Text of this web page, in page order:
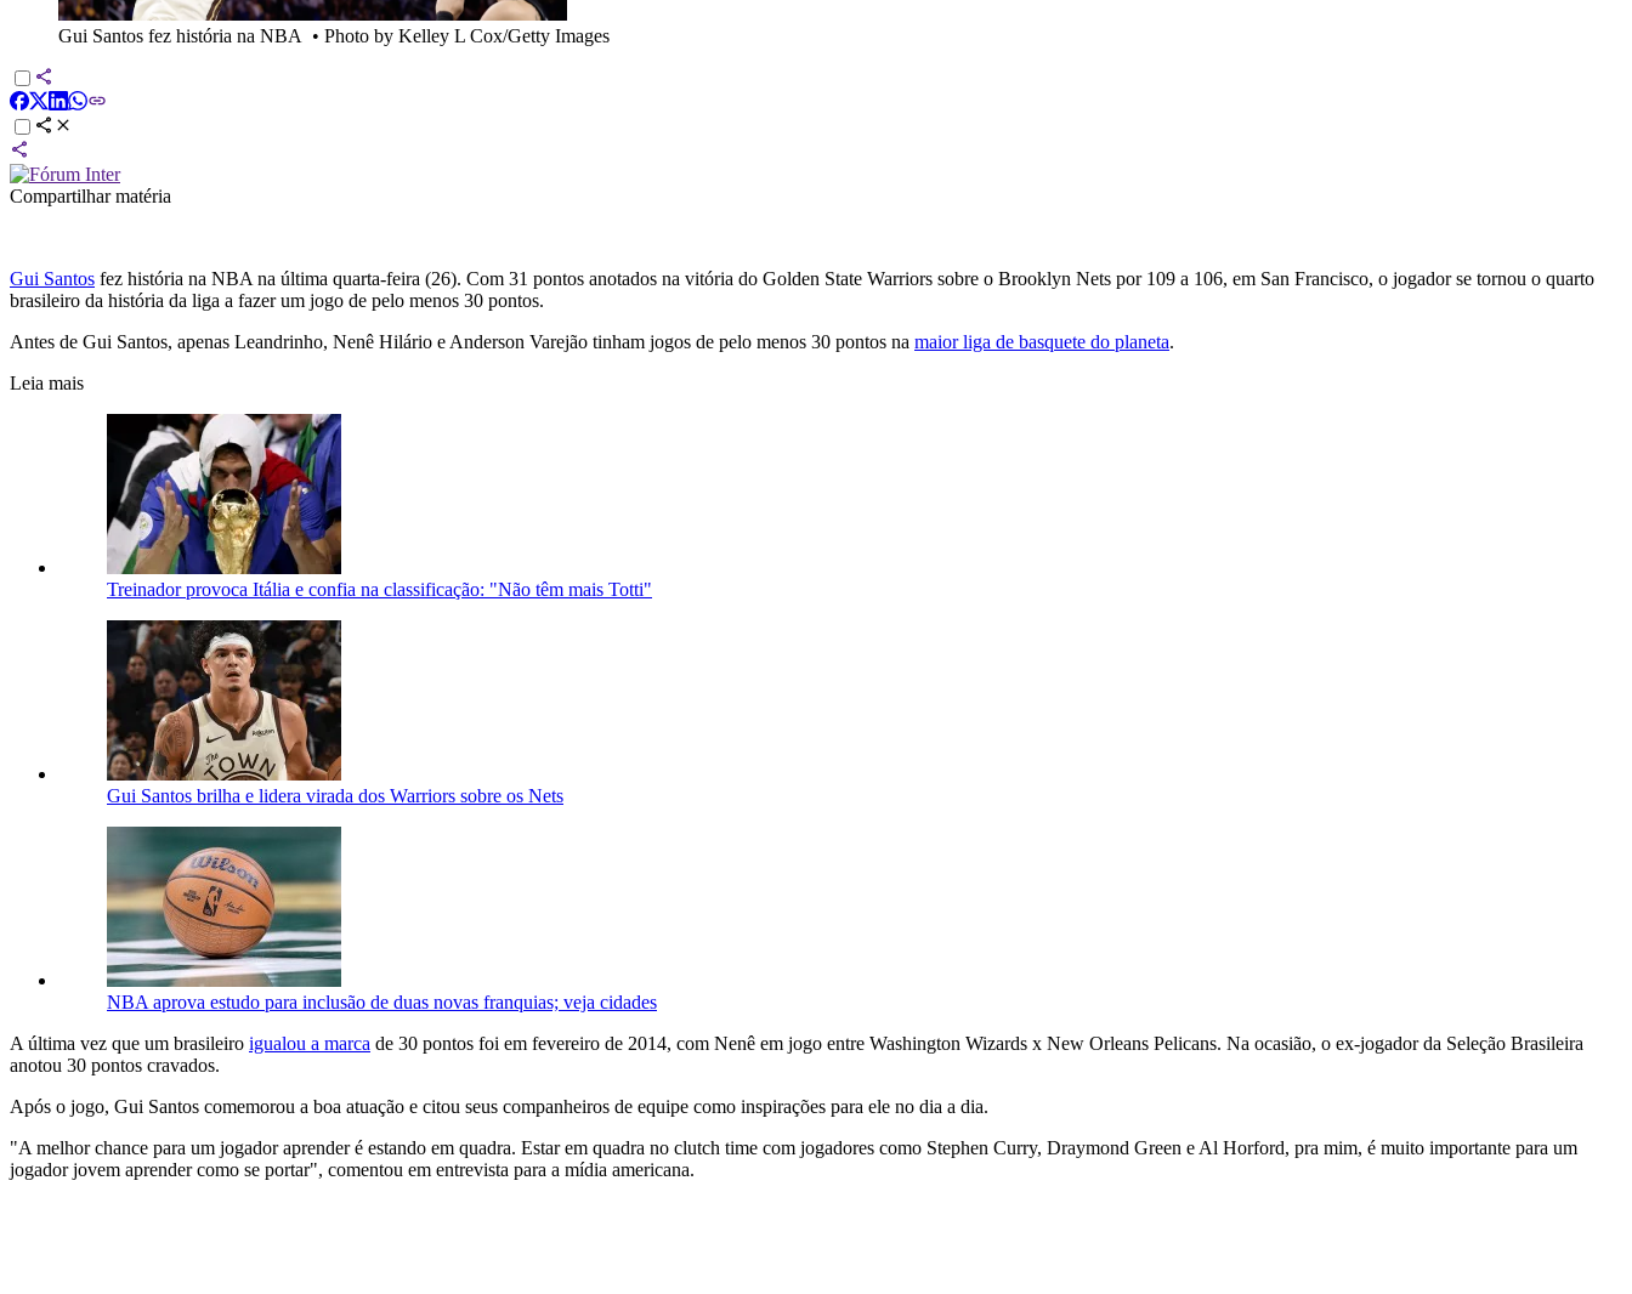
Gui Santos fez história na NBA • Photo by Kelley L Cox/Getty Images
Compartilhar matéria
Gui Santos fez história na NBA na última quarta-feira (26). Com 31 pontos anotados na vitória do Golden State Warriors sobre o Brooklyn Nets por 109 a 106, em San Francisco, o jogador se tornou o quarto
brasileiro da história da liga a fazer um jogo de pelo menos 30 pontos.
Antes de Gui Santos, apenas Leandrinho, Nenê Hilário e Anderson Varejão tinham jogos de pelo menos 30 pontos na maior liga de basquete do planeta.
Leia mais
Treinador provoca Itália e confia na classificação: "Não têm mais Totti"
Gui Santos brilha e lidera virada dos Warriors sobre os Nets
NBA aprova estudo para inclusão de duas novas franquias; veja cidades
A última vez que um brasileiro igualou a marca de 30 pontos foi em fevereiro de 2014, com Nenê em jogo entre Washington Wizards x New Orleans Pelicans. Na ocasião, o ex-jogador da Seleção Brasileira
anotou 30 pontos cravados.
Após o jogo, Gui Santos comemorou a boa atuação e citou seus companheiros de equipe como inspirações para ele no dia a dia.
"A melhor chance para um jogador aprender é estando em quadra. Estar em quadra no clutch time com jogadores como Stephen Curry, Draymond Green e Al Horford, pra mim, é muito importante para um
jogador jovem aprender como se portar", comentou em entrevista para a mídia americana.